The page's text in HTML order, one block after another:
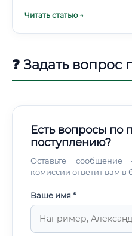
растёт вместе с опытом и
Читать статью →
❓ Задать
Есть вопросы по
поступлению?
Оставьте
комиссии ответит вам
Ваше имя *